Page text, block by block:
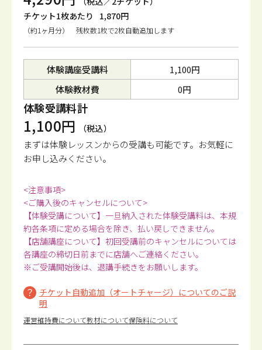
チケット1枚あたり
1,870円
（約1ヶ月分） 残枚数1枚で2枚自動追加します
体験講座受講料
1,100円
体験教材費
0円
体験受講料計
1,100円 （税込）
まずは体験レッスンからの受講も可能です。 お気軽に
お申し込みください。
<注意事項>
<ご購入後のキャンセルについて>
【体験受講について】一旦納入された体験受講料は、本規
約各条項に定める場合を除き、払い戻しできません。
【店舗講座について】初回受講前のキャンセルについては
各講座の締切日前までに店舗へご連絡ください。
※ご受講開始後は、退講手続きをお願いします。
チケット自動追加（オートチャージ）についてのご説
明
運営維持費について教材について保険料について